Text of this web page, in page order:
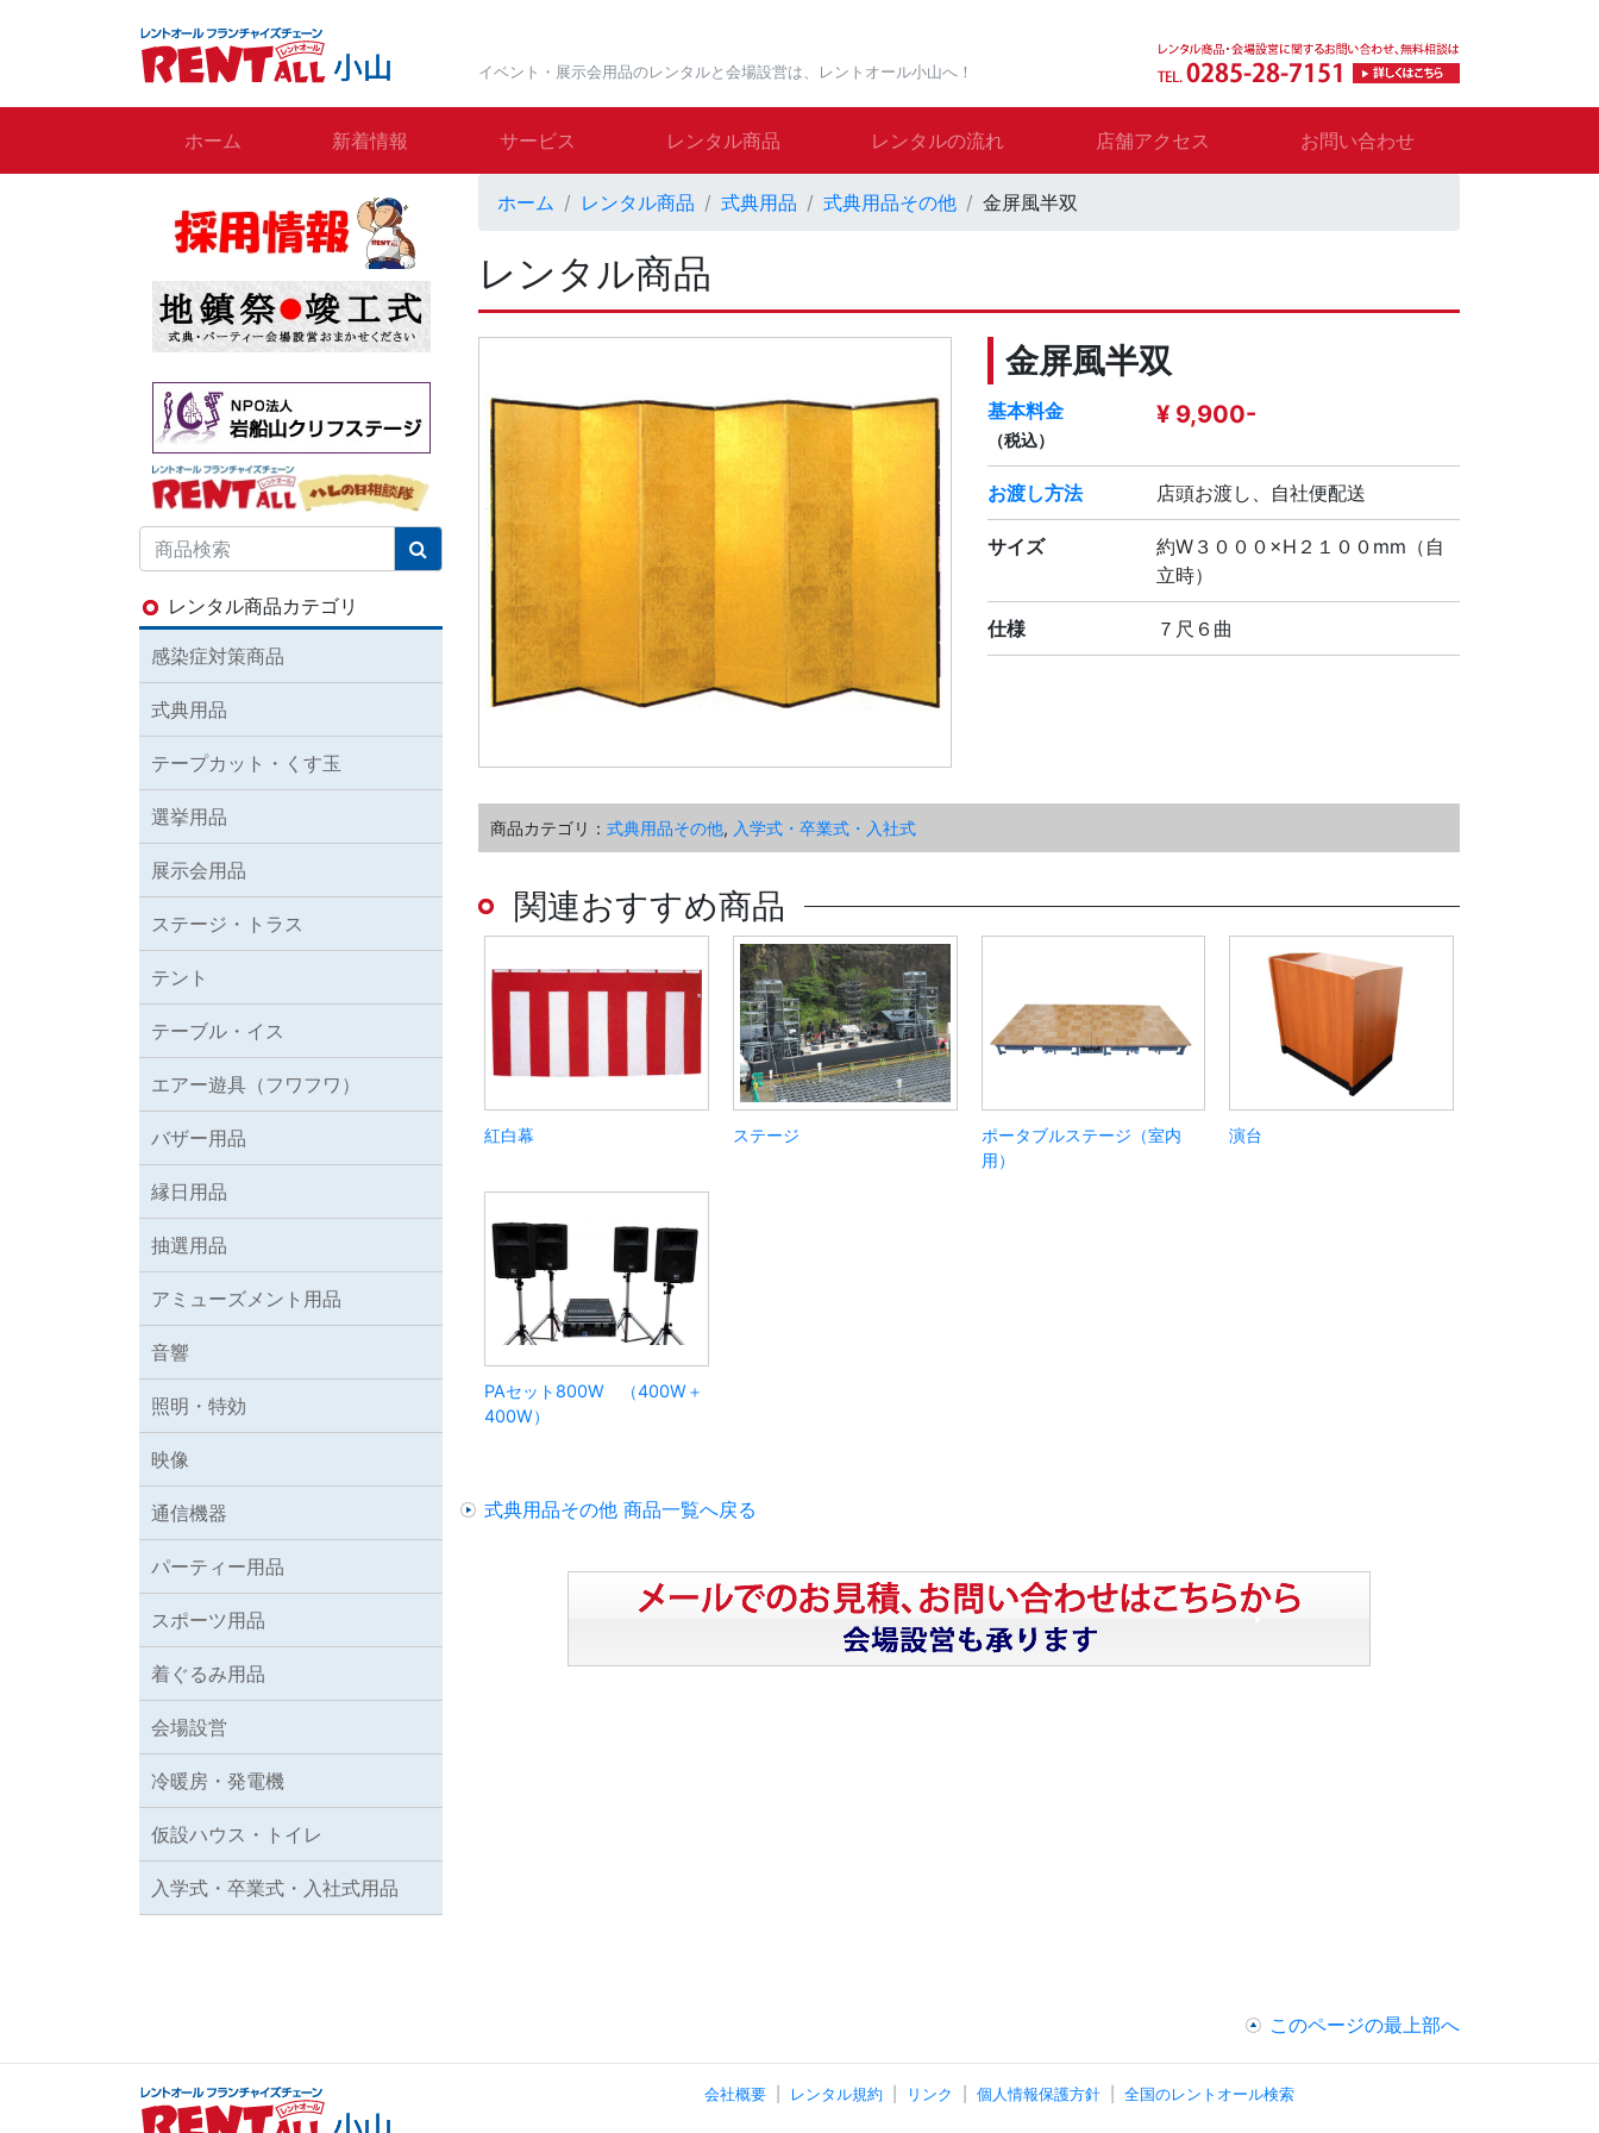
イベント・展示会用品のレンタルと会場設営は、レントオール小山へ！
ホーム 新着情報 サービス レンタル商品 レンタルの流れ 店舗アクセス お問い合わせ
ホーム レンタル商品 式典用品 式典用品その他 金屏風半双
レンタル商品
金屏風半双
基本料金
（税込）
¥ 9,900-
お渡し方法 店頭お渡し、自社便配送
サイズ
約W３０００×H２１００mm（自
立時）
仕様 ７尺６曲
商品カテゴリ： 式典用品その他, 入学式・卒業式・入社式
関連おすすめ商品
紅白幕 ステージ
ポータブルステージ（室内
用）
演台
PAセット800W （400W＋
400W）
式典用品その他 商品一覧へ戻る
レンタル商品カテゴリ
感染症対策商品
式典用品
テープカット・くす玉
選挙用品
展示会用品
ステージ・トラス
テント
テーブル・イス
エアー遊具（フワフワ）
バザー用品
縁日用品
抽選用品
アミューズメント用品
音響
照明・特効
映像
通信機器
パーティー用品
スポーツ用品
着ぐるみ用品
会場設営
冷暖房・発電機
仮設ハウス・トイレ
入学式・卒業式・入社式用品
このページの最上部へ
会社概要 レンタル規約 リンク 個人情報保護方針 全国のレントオール検索